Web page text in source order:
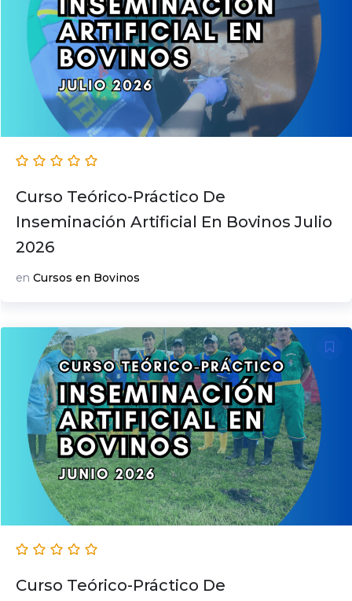
Curso Teórico-Práctico De
Inseminación Artificial En Bovinos Julio
2026
en Cursos en Bovinos
Curso Teórico-Práctico De